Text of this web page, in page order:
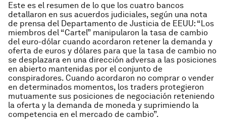
Este es el resumen de lo que los cuatro bancos
detallaron en sus acuerdos judiciales, según una nota
de prensa del Departamento de Justicia de EEUU: “Los
miembros del “Cartel” manipularon la tasa de cambio
del euro-dólar cuando acordaron retener la demanda y
oferta de euros y dólares para que la tasa de cambio no
se desplazara en una dirección adversa a las posiciones
en abierto mantenidas por el conjunto de
conspiradores. Cuando acordaron no comprar o vender
en determinados momentos, los traders protegieron
mutuamente sus posiciones de negociación reteniendo
la oferta y la demanda de moneda y suprimiendo la
competencia en el mercado de cambio”.